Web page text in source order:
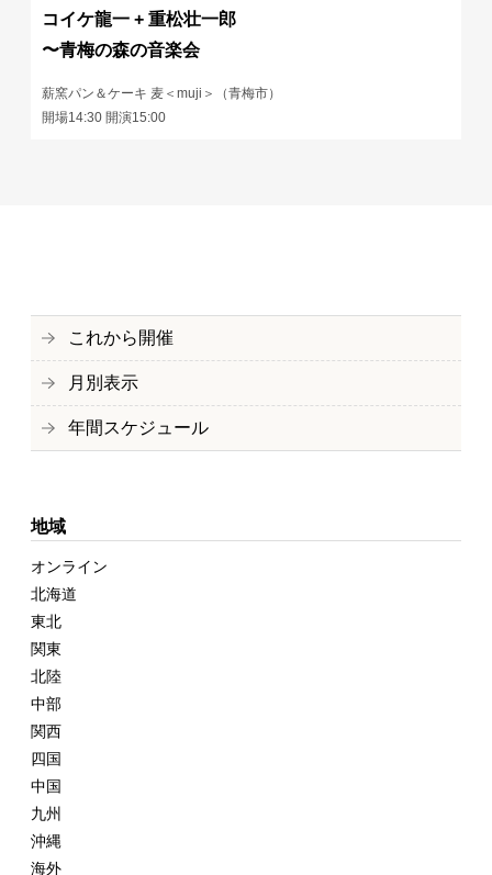
コイケ龍一 + 重松壮一郎
〜青梅の森の音楽会
薪窯パン＆ケーキ 麦＜muji＞（青梅市）
開場14:30 開演15:00
これから開催
月別表示
年間スケジュール
地域
オンライン
北海道
東北
関東
北陸
中部
関西
四国
中国
九州
沖縄
海外